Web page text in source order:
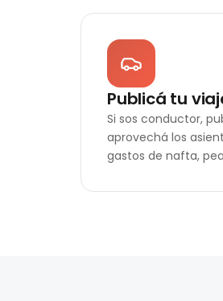
Publicá tu
Si sos conductor,
aprovechá los
gastos de nafta,